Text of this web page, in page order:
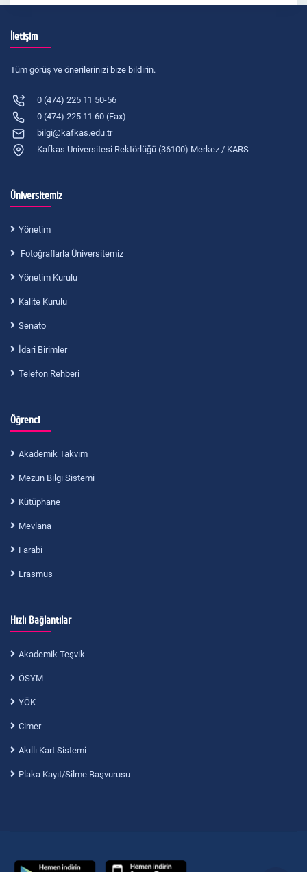
İletişim
Tüm görüş ve önerilerinizi bize bildirin.
0 (474) 225 11 50-56
0 (474) 225 11 60 (Fax)
bilgi@kafkas.edu.tr
Kafkas Üniversitesi Rektörlüğü (36100) Merkez / KARS
Üniversitemiz
Yönetim
Fotoğraflarla Üniversitemiz
Yönetim Kurulu
Kalite Kurulu
Senato
İdari Birimler
Telefon Rehberi
Öğrenci
Akademik Takvim
Mezun Bilgi Sistemi
Kütüphane
Mevlana
Farabi
Erasmus
Hızlı Bağlantılar
Akademik Teşvik
ÖSYM
YÖK
Cimer
Akıllı Kart Sistemi
Plaka Kayıt/Silme Başvurusu